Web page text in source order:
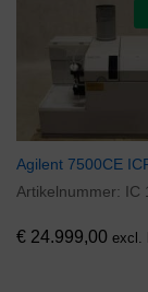
Agilent 7500CE
Artikelnummer: IC
€ 24.999,00 excl.